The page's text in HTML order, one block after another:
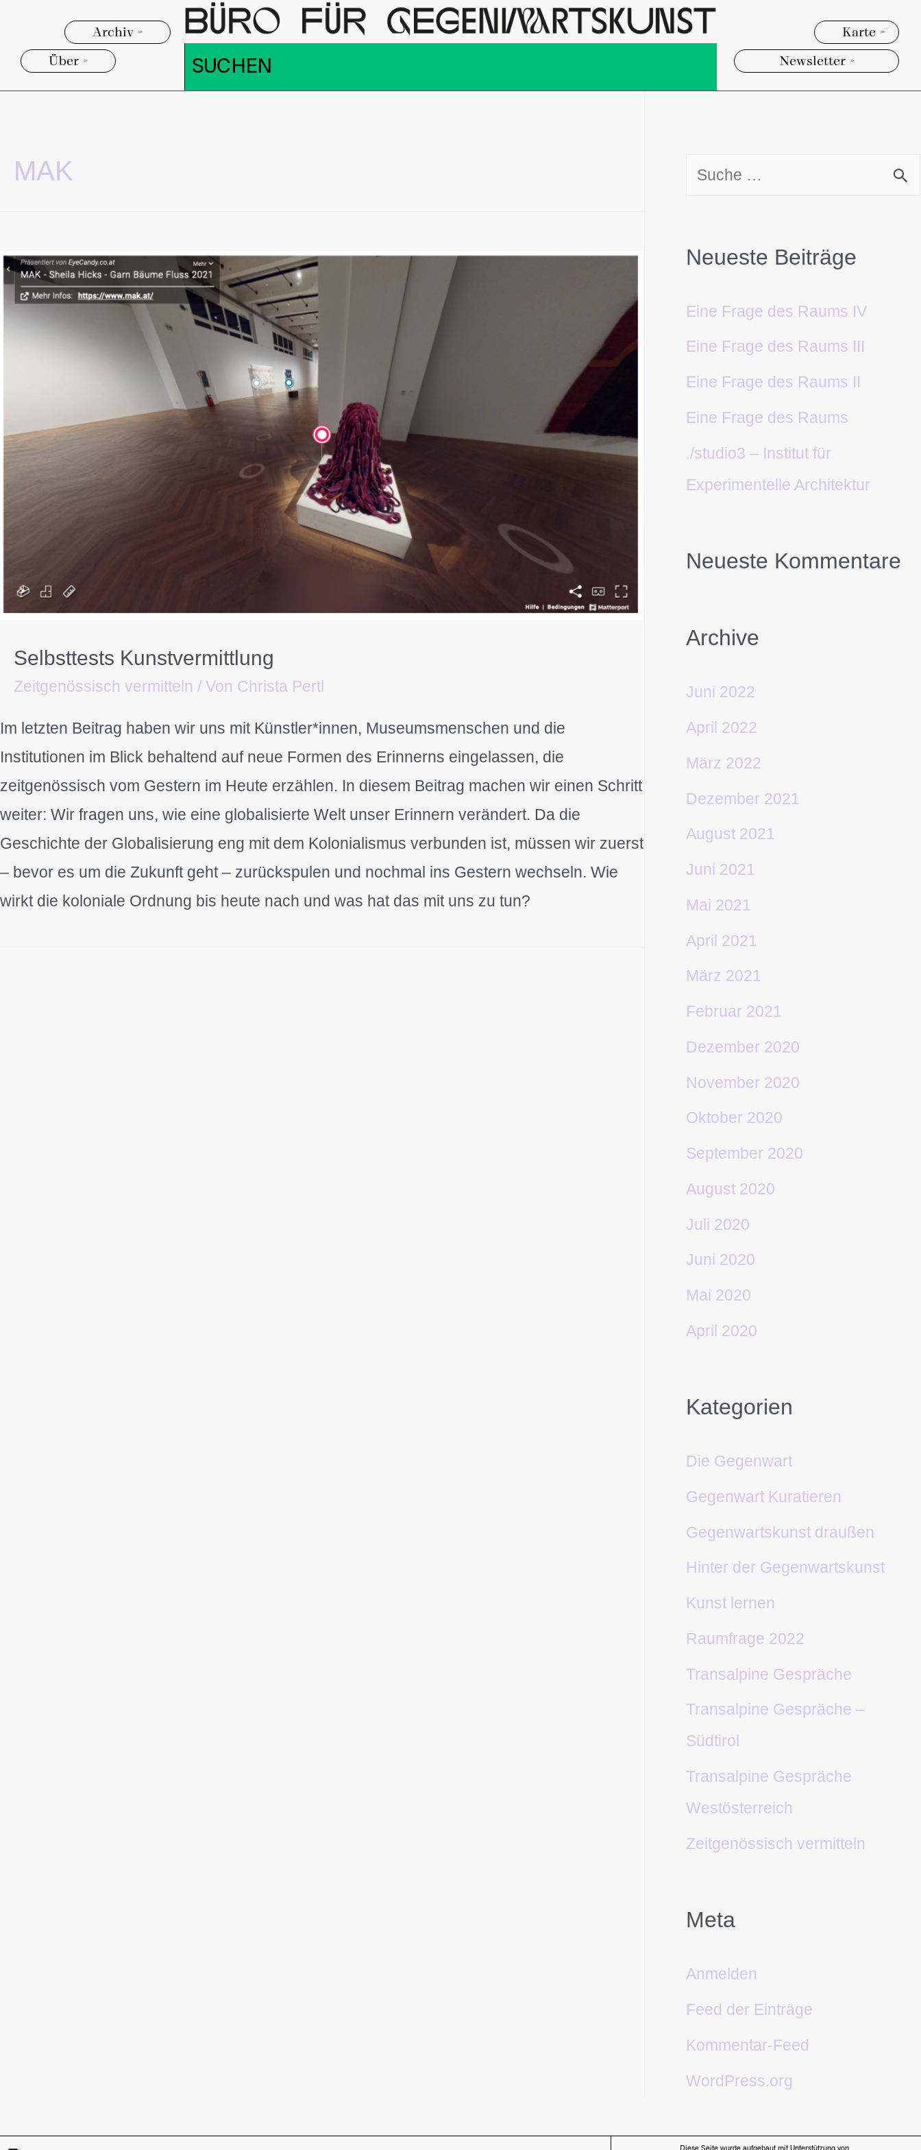
Archiv >
Über >
Karte >
Newsletter >
MAK
Selbsttests Kunstvermittlung
Zeitgenössisch vermitteln / Von Christa Pertl
Im letzten Beitrag haben wir uns mit Künstler*innen, Museumsmenschen und die
Institutionen im Blick behaltend auf neue Formen des Erinnerns eingelassen, die
zeitgenössisch vom Gestern im Heute erzählen. In diesem Beitrag machen wir einen Schritt
weiter: Wir fragen uns, wie eine globalisierte Welt unser Erinnern verändert. Da die
Geschichte der Globalisierung eng mit dem Kolonialismus verbunden ist, müssen wir zuerst
– bevor es um die Zukunft geht – zurückspulen und nochmal ins Gestern wechseln. Wie
wirkt die koloniale Ordnung bis heute nach und was hat das mit uns zu tun?
Neueste Beiträge
Eine Frage des Raums IV
Eine Frage des Raums III
Eine Frage des Raums II
Eine Frage des Raums
./studio3 – Institut für
Experimentelle Architektur
Neueste Kommentare
Archive
Juni 2022
April 2022
März 2022
Dezember 2021
August 2021
Juni 2021
Mai 2021
April 2021
März 2021
Februar 2021
Dezember 2020
November 2020
Oktober 2020
September 2020
August 2020
Juli 2020
Juni 2020
Mai 2020
April 2020
Kategorien
Die Gegenwart
Gegenwart Kuratieren
Gegenwartskunst draußen
Hinter der Gegenwartskunst
Kunst lernen
Raumfrage 2022
Transalpine Gespräche
Transalpine Gespräche –
Südtirol
Transalpine Gespräche
Westösterreich
Zeitgenössisch vermitteln
Meta
Anmelden
Feed der Einträge
Kommentar-Feed
WordPress.org
Diese Seite wurde aufgebaut mit Unterstützung von